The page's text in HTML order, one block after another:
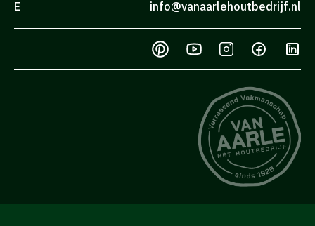
E info@vanaarlehoutbedrijf.nl